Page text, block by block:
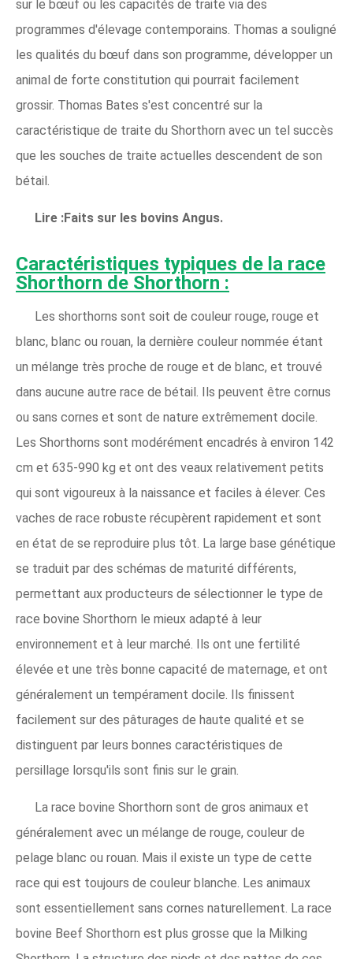
sur le bœuf ou les capacités de traite via des
programmes d'élevage contemporains. Thomas a souligné
les qualités du bœuf dans son programme, développer un
animal de forte constitution qui pourrait facilement
grossir. Thomas Bates s'est concentré sur la
caractéristique de traite du Shorthorn avec un tel succès
que les souches de traite actuelles descendent de son
bétail.
Lire :Faits sur les bovins Angus.
Caractéristiques typiques de la race
Shorthorn de Shorthorn :
Les shorthorns sont soit de couleur rouge, rouge et
blanc, blanc ou rouan, la dernière couleur nommée étant
un mélange très proche de rouge et de blanc, et trouvé
dans aucune autre race de bétail. Ils peuvent être cornus
ou sans cornes et sont de nature extrêmement docile.
Les Shorthorns sont modérément encadrés à environ 142
cm et 635-990 kg et ont des veaux relativement petits
qui sont vigoureux à la naissance et faciles à élever. Ces
vaches de race robuste récupèrent rapidement et sont
en état de se reproduire plus tôt. La large base génétique
se traduit par des schémas de maturité différents,
permettant aux producteurs de sélectionner le type de
race bovine Shorthorn le mieux adapté à leur
environnement et à leur marché. Ils ont une fertilité
élevée et une très bonne capacité de maternage, et ont
généralement un tempérament docile. Ils finissent
facilement sur des pâturages de haute qualité et se
distinguent par leurs bonnes caractéristiques de
persillage lorsqu'ils sont finis sur le grain.
La race bovine Shorthorn sont de gros animaux et
généralement avec un mélange de rouge, couleur de
pelage blanc ou rouan. Mais il existe un type de cette
race qui est toujours de couleur blanche. Les animaux
sont essentiellement sans cornes naturellement. La race
bovine Beef Shorthorn est plus grosse que la Milking